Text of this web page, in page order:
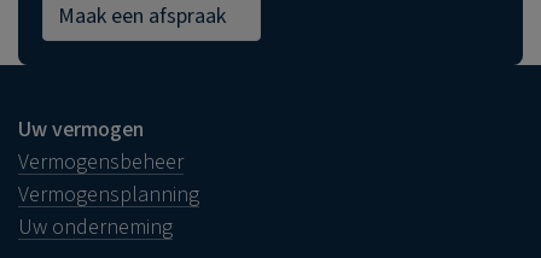
Maak een afspraak
Uw vermogen
Vermogensbeheer
Vermogensplanning
Uw onderneming